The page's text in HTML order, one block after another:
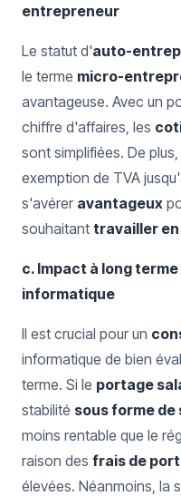
entrepreneur
Le statut d'auto-
le terme micro-
avantageuse. Avec un
chiffre d'affaires, les
sont simplifiées. De
exemption de TVA
s'avérer avantageux
souhaitant travailler
c. Impact à long
informatique
Il est crucial pour un
informatique de bien
terme. Si le portage
stabilité sous forme de
moins rentable que le
raison des frais de
élevées. Néanmoins, la